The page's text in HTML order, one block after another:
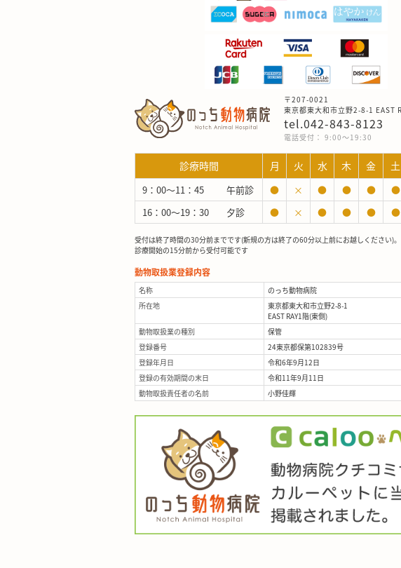
〒207-0021
東京都東大和市立野2-8-1 EAST
tel.042-843-8123
電話受付： 9:00～19:30
診療時間 月 火 水 木 金 土
9：00～11：45 午前診 ● × ● ● ● ●
16：00～19：30
夕診 ● × ● ● ● ●
受付は終了時間の30分前までです(新規の方は終了の60分以上前にお越しください)。
診療開始の15分前から受付可能です
動物取扱業登録内容
名称
のっち動物病院
所在地
東京都東大和市立野2-8-1
EAST RAY1階(東側)
動物取扱業の種別
保管
登録番号
24東京都保第102839号
登録年月日
令和6年9月12日
登録の有効期間の末日
令和11年9月11日
動物取扱責任者の名前
小野佳輝